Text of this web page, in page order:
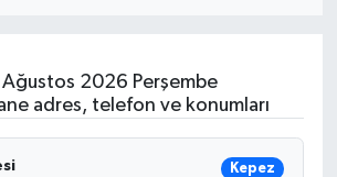
2026 Perşembe
adres, telefon ve konumları
Kepez